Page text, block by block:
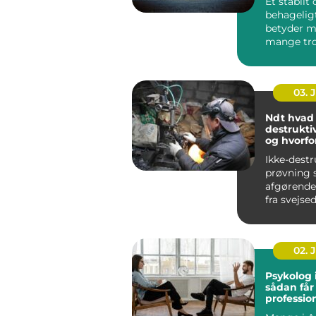
betyder
mange
03.
Ndt hvad er ikke-
og
Ikke-
prøvning
fra
02.
Psykolog
sådan